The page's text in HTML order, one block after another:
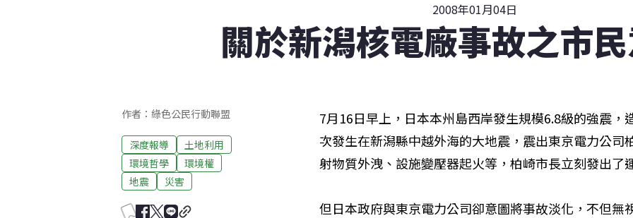
2008年01月04日
關於新潟核電廠事故之市
作者：綠色公民行動聯盟
深度報導
土地利用
環境哲學
環境權
地震
災害
7月16日早上，日本本州島西岸發生規模6.8級的強震，
次發生在新潟縣中越外海的大地震，震出東京電力公司
射物質外洩、設施變壓器起火等，柏崎市長立刻發出了
但日本政府與東京電力公司卻意圖將事故淡化，不但無